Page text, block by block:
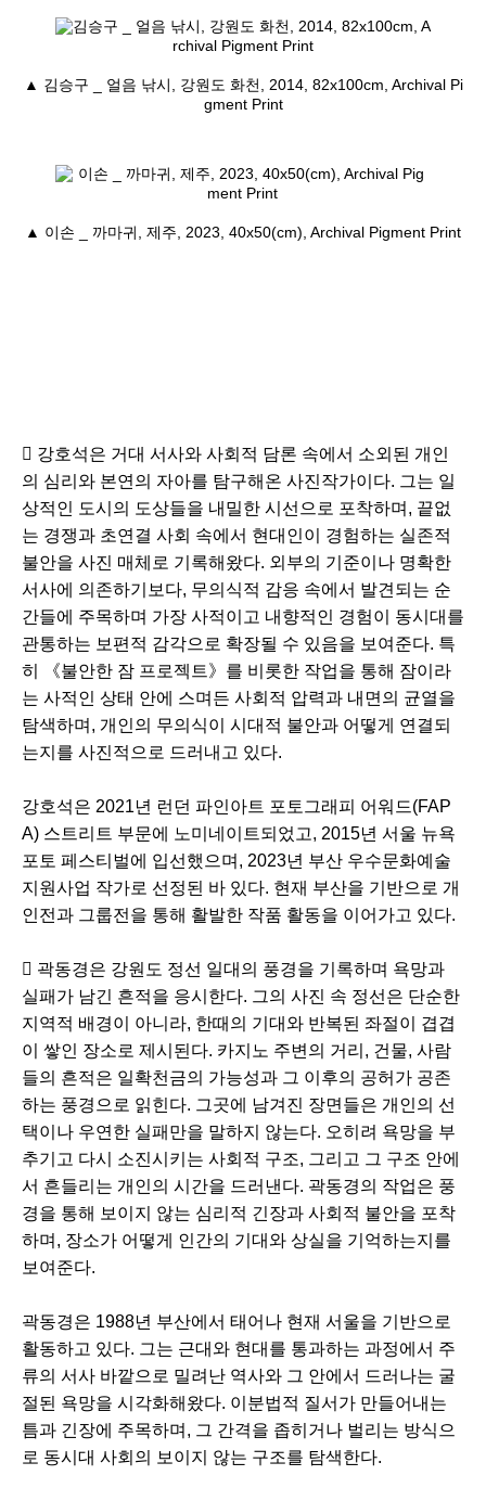
▲ 김승구 _ 얼음 낚시, 강원도 화천, 2014, 82x100cm, Archival Pi
gment Print
▲ 이손 _ 까마귀, 제주, 2023, 40x50(cm), Archival Pigment Print
 강호석은 거대 서사와 사회적 담론 속에서 소외된 개인
의 심리와 본연의 자아를 탐구해온 사진작가이다. 그는 일
상적인 도시의 도상들을 내밀한 시선으로 포착하며, 끝없
는 경쟁과 초연결 사회 속에서 현대인이 경험하는 실존적
불안을 사진 매체로 기록해왔다. 외부의 기준이나 명확한
서사에 의존하기보다, 무의식적 감응 속에서 발견되는 순
간들에 주목하며 가장 사적이고 내향적인 경험이 동시대를
관통하는 보편적 감각으로 확장될 수 있음을 보여준다. 특
히 《불안한 잠 프로젝트》를 비롯한 작업을 통해 잠이라
는 사적인 상태 안에 스며든 사회적 압력과 내면의 균열을
탐색하며, 개인의 무의식이 시대적 불안과 어떻게 연결되
는지를 사진적으로 드러내고 있다.
강호석은 2021년 런던 파인아트 포토그래피 어워드(FAP
A) 스트리트 부문에 노미네이트되었고, 2015년 서울 뉴욕
포토 페스티벌에 입선했으며, 2023년 부산 우수문화예술
지원사업 작가로 선정된 바 있다. 현재 부산을 기반으로 개
인전과 그룹전을 통해 활발한 작품 활동을 이어가고 있다.
 곽동경은 강원도 정선 일대의 풍경을 기록하며 욕망과
실패가 남긴 흔적을 응시한다. 그의 사진 속 정선은 단순한
지역적 배경이 아니라, 한때의 기대와 반복된 좌절이 겹겹
이 쌓인 장소로 제시된다. 카지노 주변의 거리, 건물, 사람
들의 흔적은 일확천금의 가능성과 그 이후의 공허가 공존
하는 풍경으로 읽힌다. 그곳에 남겨진 장면들은 개인의 선
택이나 우연한 실패만을 말하지 않는다. 오히려 욕망을 부
추기고 다시 소진시키는 사회적 구조, 그리고 그 구조 안에
서 흔들리는 개인의 시간을 드러낸다. 곽동경의 작업은 풍
경을 통해 보이지 않는 심리적 긴장과 사회적 불안을 포착
하며, 장소가 어떻게 인간의 기대와 상실을 기억하는지를
보여준다.
곽동경은 1988년 부산에서 태어나 현재 서울을 기반으로
활동하고 있다. 그는 근대와 현대를 통과하는 과정에서 주
류의 서사 바깥으로 밀려난 역사와 그 안에서 드러나는 굴
절된 욕망을 시각화해왔다. 이분법적 질서가 만들어내는
틈과 긴장에 주목하며, 그 간격을 좁히거나 벌리는 방식으
로 동시대 사회의 보이지 않는 구조를 탐색한다.